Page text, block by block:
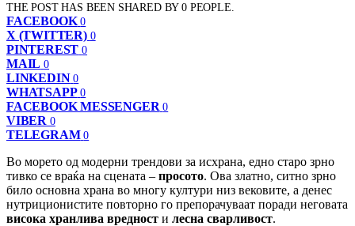
THE POST HAS BEEN SHARED BY0 PEOPLE.
FACEBOOK 0
X (TWITTER) 0
PINTEREST 0
MAIL 0
LINKEDIN 0
WHATSAPP 0
FACEBOOK MESSENGER 0
VIBER 0
TELEGRAM 0
Во морето од модерни трендови за исхрана, едно старо зрно
тивко се враќа на сцената – просото. Ова златно, ситно зрно
било основна храна во многу култури низ вековите, а денес
нутриционистите повторно го препорачуваат поради неговата
висока хранлива вредност и лесна сварливост.